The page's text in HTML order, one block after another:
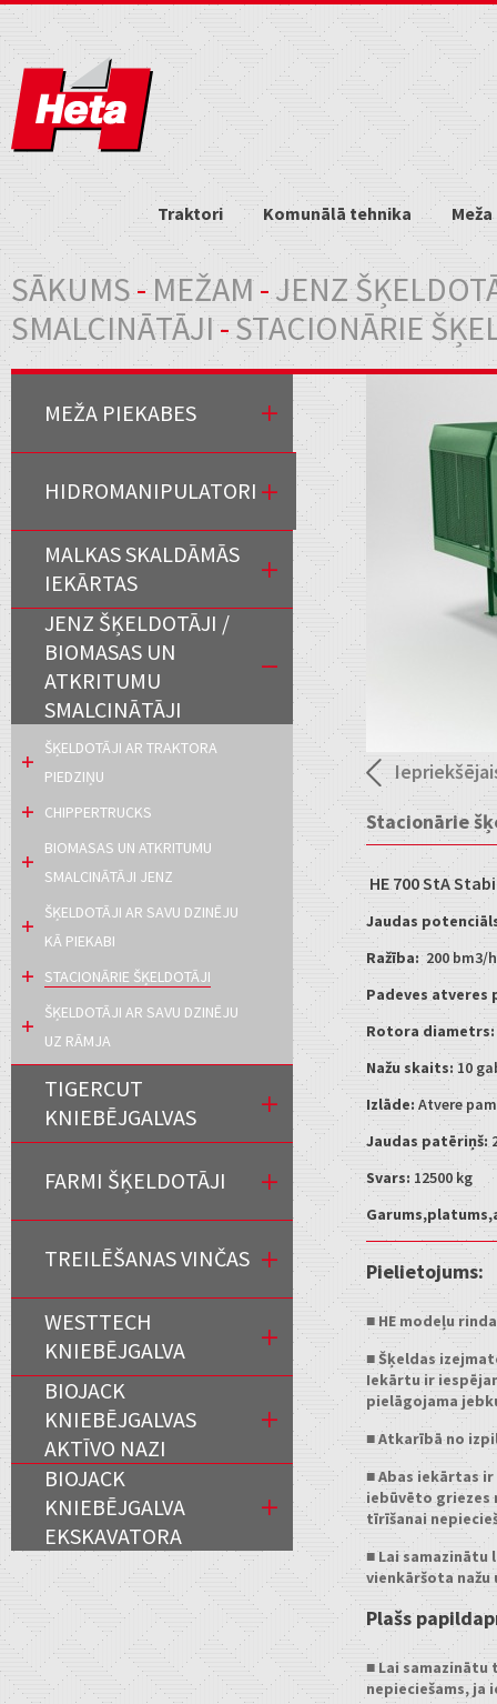
Traktori Komunālā tehnika
Jūs atrodaties šeit
SĀKUMS- MEŽAM-JENZ
SMALCINĀTĀJI-STACIONĀRIE
Stacionārie
HE 700 StA
Jaudas
Ražība:200 bm3/h
Padeves
Rotora diametrs:
Nažu skaits: 10
Izlāde: Atvere
Jaudas patēriņš:
Svars: 12500 kg
Pielietojums:
■ HE modeļu
■ Šķeldas
Iekārtu ir
pielāgojama
■ Atkarībā no
■ Abas iekārtas
iebūvēto griezes
tīrīšanai
■ Lai
vienkāršota nažu
Plašs
■ Lai
nepieciešams,
MEŽA PIEKABES
HIDROMANIPULATORI
MALKAS SKALDĀMĀS
IEKĀRTAS
JENZ ŠĶELDOTĀJI /
BIOMASAS UN
ATKRITUMU
SMALCINĀTĀJI
ŠĶELDOTĀJI AR TRAKTORA
PIEDZIŅU
CHIPPERTRUCKS
BIOMASAS UN ATKRITUMU
SMALCINĀTĀJI JENZ
ŠĶELDOTĀJI AR SAVU DZINĒJU
KĀ PIEKABI
STACIONĀRIE ŠĶELDOTĀJI
ŠĶELDOTĀJI AR SAVU DZINĒJU
UZ RĀMJA
TIGERCUT
KNIEBĒJGALVAS
FARMI ŠĶELDOTĀJI
TREILĒŠANAS VINČAS
WESTTECH
KNIEBĒJGALVA
BIOJACK
KNIEBĒJGALVAS
AKTĪVO NAZI
BIOJACK
KNIEBĒJGALVA
EKSKAVATORA